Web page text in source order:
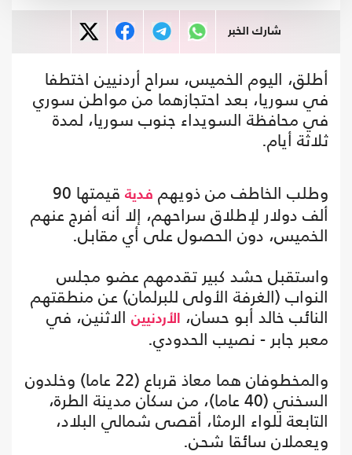
شارك الخبر
أطلق، اليوم الخميس، سراح أردنيين اختطفا
في سوريا، بعد احتجازهما من مواطن سوري
في محافظة السويداء جنوب سوريا، لمدة
ثلاثة أيام.
وطلب الخاطف من ذويهم فدية
قيمتها 90
ألف دولار لإطلاق سراحهم، إلا أنه أفرج عنهم
الخميس، دون الحصول على أي مقابل.
واستقبل حشد كبير تقدمهم عضو مجلس
النواب (الغرفة الأولى للبرلمان) عن منطقتهم
النائب خالد أبو حسان، الأردنيين الاثنين، في
معبر جابر - نصيب الحدودي.
والمخطوفان هما معاذ قرباع (22 عاما) وخلدون
السخني (40 عاما)، من سكان مدينة الطرة،
التابعة للواء الرمثا، أقصى شمالي البلاد،
ويعملان سائقا شحن.